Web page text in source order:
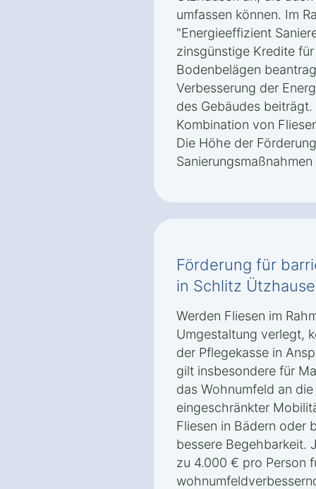
umfassen können. Im
"Energieeffizient
zinsgünstige Kredite
Bodenbelägen
Verbesserung der
des Gebäudes
Kombination von
Die Höhe der
Sanierungsmaßnahmen
Förderung für
in Schlitz
Werden Fliesen im
Umgestaltung verlegt,
der Pflegekasse in
gilt insbesondere für
das Wohnumfeld an
eingeschränkter
Fliesen in Bädern oder
bessere Begehbarkeit.
zu 4.000 € pro Person